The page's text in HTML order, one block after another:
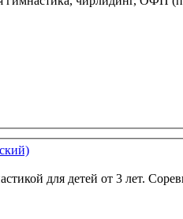
для детей от 3 лет.